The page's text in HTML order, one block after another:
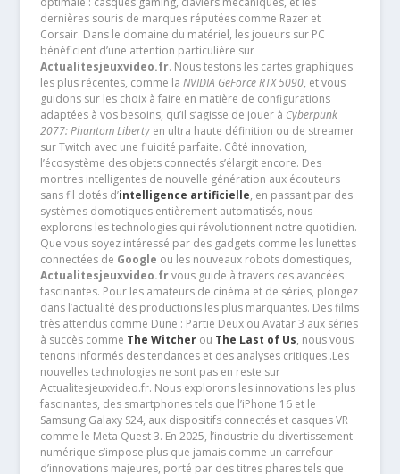
dernières souris de marques réputées comme Razer et
Corsair. Dans le domaine du matériel, les joueurs sur PC
bénéficient d’une attention particulière sur
Actualitesjeuxvideo.fr. Nous testons les cartes graphiques
les plus récentes, comme la NVIDIA GeForce RTX 5090, et vous
guidons sur les choix à faire en matière de configurations
adaptées à vos besoins, qu’il s’agisse de jouer à Cyberpunk
2077: Phantom Libertyen ultra haute définition ou de streamer
sur Twitch avec une fluidité parfaite. Côté innovation,
l’écosystème des objets connectés s’élargit encore. Des
montres intelligentes de nouvelle génération aux écouteurs
sans fil dotés d’intelligence artificielle, en passant par des
systèmes domotiques entièrement automatisés, nous
explorons les technologies qui révolutionnent notre quotidien.
Que vous soyez intéressé par des gadgets comme les lunettes
connectées de Google ou les nouveaux robots domestiques,
Actualitesjeuxvideo.frvous guide à travers ces avancées
fascinantes. Pour les amateurs de cinéma et de séries, plongez
dans l’actualité des productions les plus marquantes. Des films
très attendus comme Dune : Partie Deux ou Avatar 3 aux séries
à succès comme The Witcherou The Last of Us, nous vous
tenons informés des tendances et des analyses critiques .Les
nouvelles technologies ne sont pas en reste sur
Actualitesjeuxvideo.fr. Nous explorons les innovations les plus
fascinantes, des smartphones tels que l’iPhone 16 et le
Samsung Galaxy S24, aux dispositifs connectés et casques VR
comme le Meta Quest 3. En 2025, l’industrie du divertissement
numérique s’impose plus que jamais comme un carrefour
d’innovations majeures, porté par des titres phares tels que